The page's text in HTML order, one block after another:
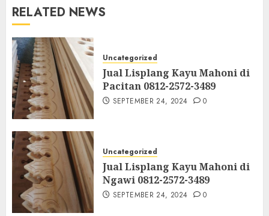
RELATED NEWS
Uncategorized
Jual Lisplang Kayu Mahoni di
Pacitan 0812-2572-3489
SEPTEMBER 24, 2024 0
Uncategorized
Jual Lisplang Kayu Mahoni di
Ngawi 0812-2572-3489
SEPTEMBER 24, 2024 0